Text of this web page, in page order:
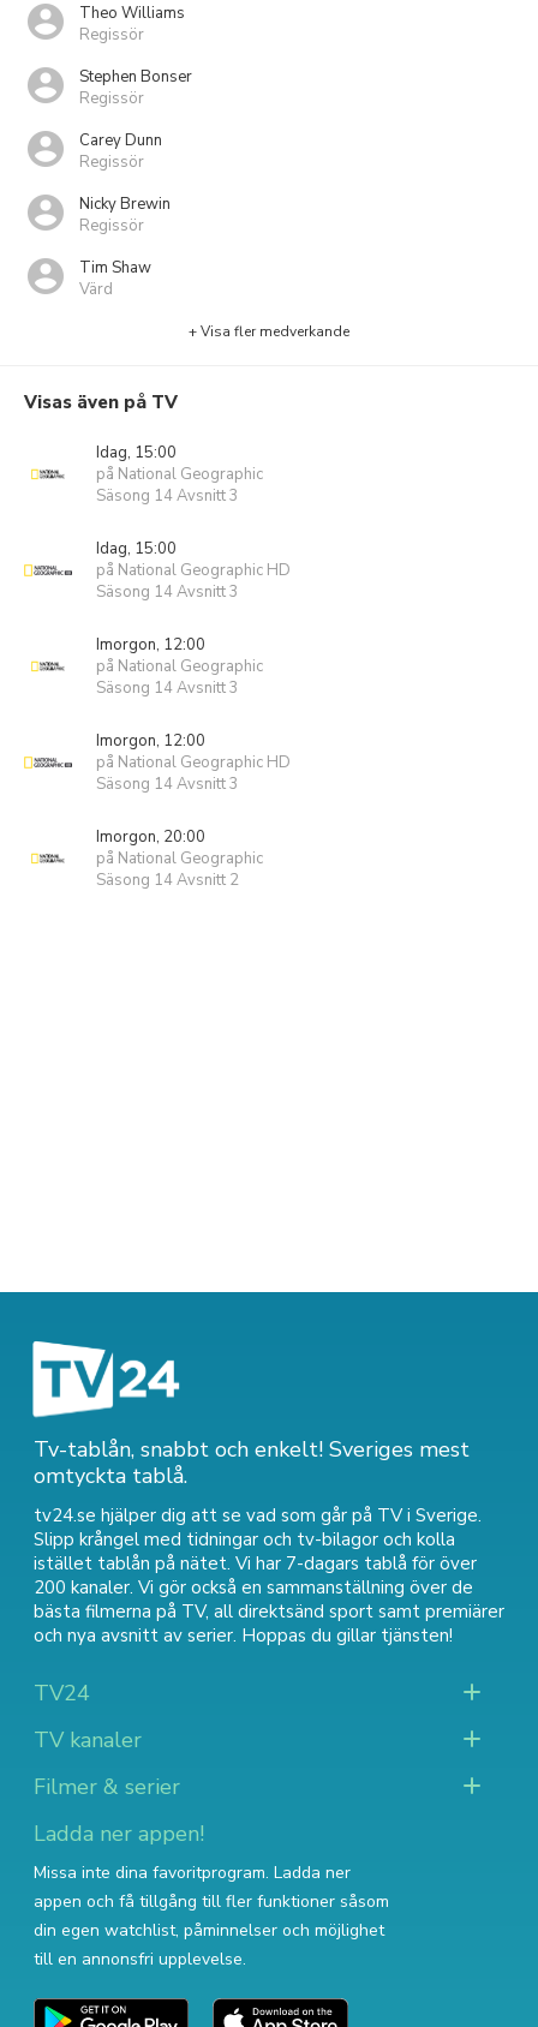
Theo Williams
Regissör
Stephen Bonser
Regissör
Carey Dunn
Regissör
Nicky Brewin
Regissör
Tim Shaw
Värd
+ Visa fler medverkande
Visas även på TV
Idag, 15:00
på National Geographic
Säsong 14 Avsnitt 3
Idag, 15:00
på National Geographic HD
Säsong 14 Avsnitt 3
Imorgon, 12:00
på National Geographic
Säsong 14 Avsnitt 3
Imorgon, 12:00
på National Geographic HD
Säsong 14 Avsnitt 3
Imorgon, 20:00
på National Geographic
Säsong 14 Avsnitt 2
Tv-tablån, snabbt och enkelt! Sveriges mest
omtyckta tablå.
tv24.se hjälper dig att se vad som går på TV i Sverige.
Slipp krångel med tidningar och tv-bilagor och kolla
istället tablån på nätet. Vi har 7-dagars tablå för över
200 kanaler. Vi gör också en sammanställning över de
bästa filmerna på TV, all direktsänd sport samt premiärer
och nya avsnitt av serier. Hoppas du gillar tjänsten!
TV24
TV kanaler
Filmer & serier
Ladda ner appen!
Missa inte dina favoritprogram. Ladda ner
appen och få tillgång till fler funktioner såsom
din egen watchlist, påminnelser och möjlighet
till en annonsfri upplevelse.